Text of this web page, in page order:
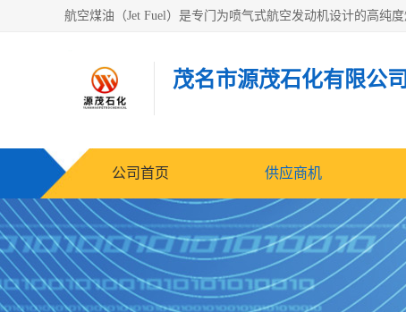
茂名市源茂石化有限公司
公司首页 供应商机